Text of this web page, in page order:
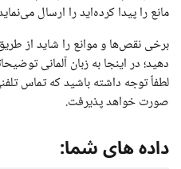
مانع را پیدا کرده‌اید را ارسال
برخی نقص‌ها و موانع را شاید از
دهید؛ در اینجا به زبان آلمانی
لطفاً توجه داشته باشید که تماس
صورت خواهد پذیرفت.
داده های شما: